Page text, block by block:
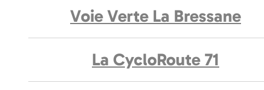
Voie Verte La Bressane
La CycloRoute 71